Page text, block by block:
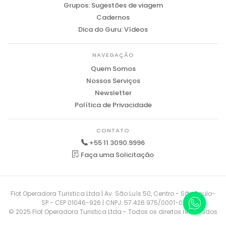
Grupos: Sugestões de viagem
Cadernos
Dica do Guru: Vídeos
NAVEGAÇÃO
Quem Somos
Nossos Serviços
Newsletter
Política de Privacidade
CONTATO
+55 11 3090.9996
Faça uma Solicitação
Flot Operadora Turistica Ltda | Av. São Luís 50, Centro - São Paulo-
SP - CEP 01046-926 | CNPJ: 57.426.975/0001-01
© 2025 Flot Operadora Turistica Ltda - Todos os direitos reservados